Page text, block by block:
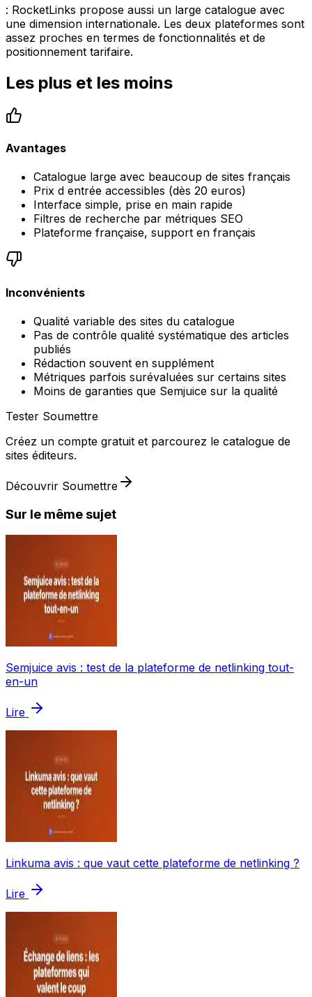
: RocketLinks propose aussi un large catalogue avec
une dimension internationale. Les deux plateformes sont
assez proches en termes de fonctionnalités et de
positionnement tarifaire.
Les plus et les moins
Avantages
Catalogue large avec beaucoup de sites français
Prix d entrée accessibles (dès 20 euros)
Interface simple, prise en main rapide
Filtres de recherche par métriques SEO
Plateforme française, support en français
Inconvénients
Qualité variable des sites du catalogue
Pas de contrôle qualité systématique des articles
publiés
Rédaction souvent en supplément
Métriques parfois surévaluées sur certains sites
Moins de garanties que Semjuice sur la qualité
Tester Soumettre
Créez un compte gratuit et parcourez le catalogue de
sites éditeurs.
Découvrir Soumettre
Sur le même sujet
Semjuice avis : test de la plateforme de netlinking tout-
en-un
Lire
Linkuma avis : que vaut cette plateforme de netlinking ?
Lire